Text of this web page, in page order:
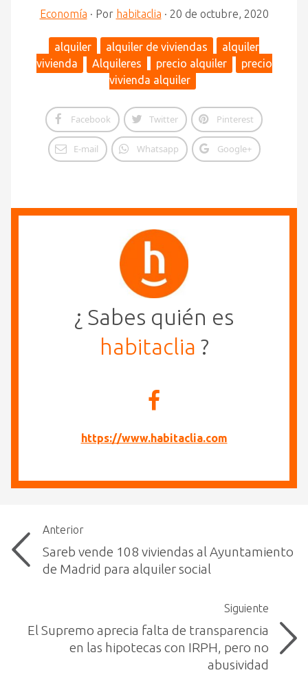
Economía · Por habitaclia · 20 de octubre, 2020
alquiler alquiler de viviendas
alquiler
vivienda
Alquileres precio alquiler
precio
vivienda alquiler
Facebook Twitter Pinterest
E-mail Whatsapp Google+
¿ Sabes quién es
habitaclia ?
https://www.habitaclia.com
Anterior
Sareb vende 108 viviendas al Ayuntamiento
de Madrid para alquiler social
Siguiente
El Supremo aprecia falta de transparencia
en las hipotecas con IRPH, pero no
abusividad